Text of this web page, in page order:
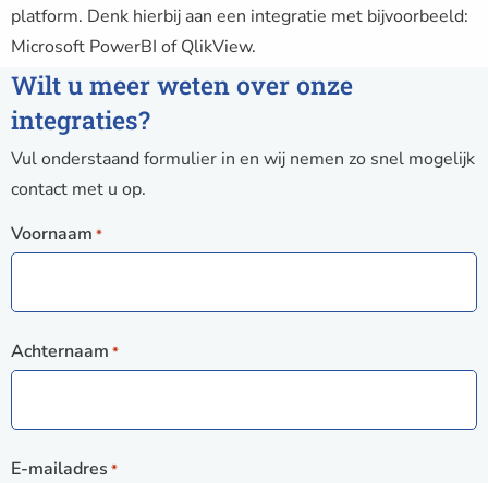
platform. Denk hierbij aan een integratie met bijvoorbeeld:
Microsoft PowerBI of QlikView.
Wilt u meer weten over onze
integraties?
Vul onderstaand formulier in en wij nemen zo snel mogelijk
contact met u op.
Voornaam *
Achternaam *
E-mailadres *